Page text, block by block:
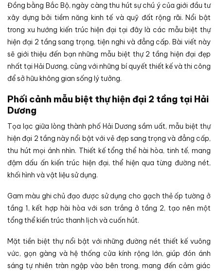
Đồng bằng Bắc Bộ, ngày càng thu hút sự chú ý của giới đầu tư
xây dựng bởi tiềm năng kinh tế và quỹ đất rộng rãi. Nổi bật
trong xu hướng kiến trúc hiện đại tại đây là các mẫu biệt thự
hiện đại 2 tầng sang trọng, tiện nghi và đẳng cấp. Bài viết này
sẽ giới thiệu đến bạn những mẫu biệt thự 2 tầng hiện đại đẹp
nhất tại Hải Dương, cùng với những bí quyết thiết kế và thi công
để sở hữu không gian sống lý tưởng.
Phối cảnh mẫu biệt thự hiện đại 2 tầng tại Hải
Dương
Tọa lạc giữa lòng thành phố Hải Dương sầm uất, mẫu biệt thự
hiện đại 2 tầng này nổi bật với vẻ đẹp sang trọng và đẳng cấp,
thu hút mọi ánh nhìn. Thiết kế tổng thể hài hòa, tinh tế, mang
đậm dấu ấn kiến trúc hiện đại, thể hiện qua từng đường nét,
khối hình và vật liệu sử dụng.
Gam màu ghi chủ đạo được sử dụng cho gạch thẻ ốp tường ở
tầng 1, kết hợp hài hòa với sơn trắng ở tầng 2, tạo nên một
tổng thể kiến trúc thanh lịch và cuốn hút.
Mặt tiền biệt thự nổi bật với những đường nét thiết kế vuông
vức, gọn gàng và hệ thống cửa kính rộng lớn, giúp đón ánh
sáng tự nhiên tràn ngập vào bên trong, mang đến cảm giác